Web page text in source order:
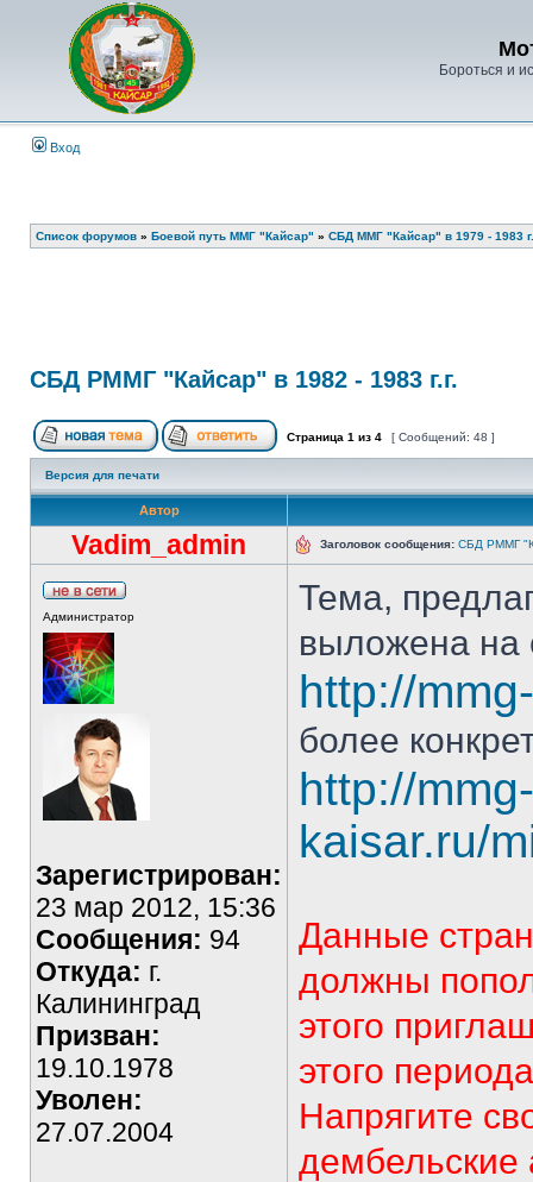
Бороться и
Вход
Список форумов » Боевой путь ММГ "Кайсар" » СБД ММГ "Кайсар" в 1979 - 1983
СБД РММГ "Кайсар" в 1982 - 1983 г.г.
Страница 1 из 4 [ Сообщений: 48 ]
Версия для печати
Автор
Vadim_admin Заголовок сообщения: СБД РММГ
Администратор
Зарегистрирован:
23 мар 2012, 15:36
Сообщения: 94
Откуда: г.
Калининград
Призван:
19.10.1978
Уволен:
27.07.2004
Тема,
выложена на
http://
более
http://mmg-
kaisar.ru/
Данные
должны
этого
этого
Напрягите